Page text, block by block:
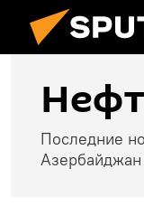
Последние
Азербайджан